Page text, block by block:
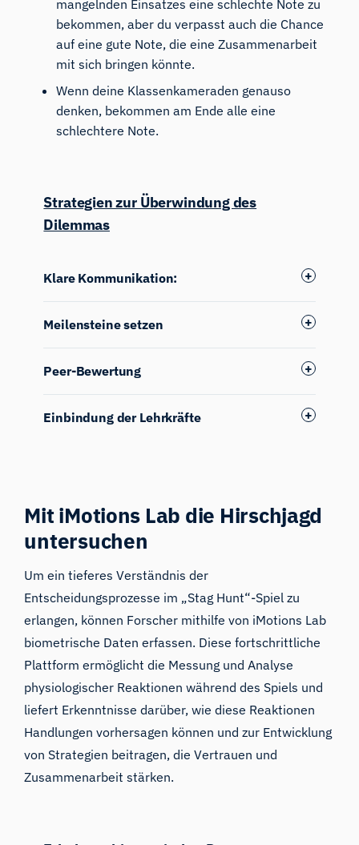
mangelnden Einsatzes eine schlechte Note zu
bekommen, aber du verpasst auch die Chance
auf eine gute Note, die eine Zusammenarbeit
mit sich bringen könnte.
Wenn deine Klassenkameraden genauso
denken, bekommen am Ende alle eine
schlechtere Note.
Strategien zur Überwindung des
Dilemmas
Klare Kommunikation:
Meilensteine setzen
Peer-Bewertung
Einbindung der Lehrkräfte
Mit iMotions Lab die Hirschjagd
untersuchen
Um ein tieferes Verständnis der
Entscheidungsprozesse im „Stag Hunt“-Spiel zu
erlangen, können Forscher mithilfe von iMotions Lab
biometrische Daten erfassen. Diese fortschrittliche
Plattform ermöglicht die Messung und Analyse
physiologischer Reaktionen während des Spiels und
liefert Erkenntnisse darüber, wie diese Reaktionen
Handlungen vorhersagen können und zur Entwicklung
von Strategien beitragen, die Vertrauen und
Zusammenarbeit stärken.